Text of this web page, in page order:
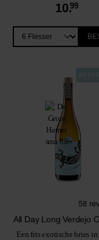
10.99
All Day Long Verdejo
Een fris exotische bries